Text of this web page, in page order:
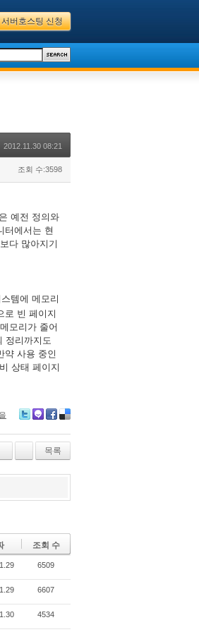
서버호스팅 신청
2012.11.30 08:21
조회 수:3598
예전 정의와
터에서는 현
다 많아지기
템에 메모리
로 빈 페이지
메모리가 줄어
정리까지도
약 사용 중인
상태 페이지
itte e2
y
ce
bo
ok
lici
ou
s
목록
조회 수
6509
6607
4534